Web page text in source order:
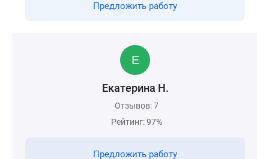
Предложить работу
Екатерина Н.
Отзывов: 7
Рейтинг: 97%
Предложить работу